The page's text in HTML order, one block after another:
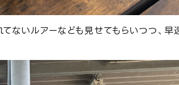
ないルアーなども見せてもらいつつ、早